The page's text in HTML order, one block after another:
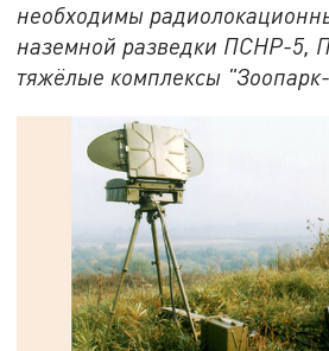
необходимы
наземной разведки ПСНР-5,
тяжёлые комплексы